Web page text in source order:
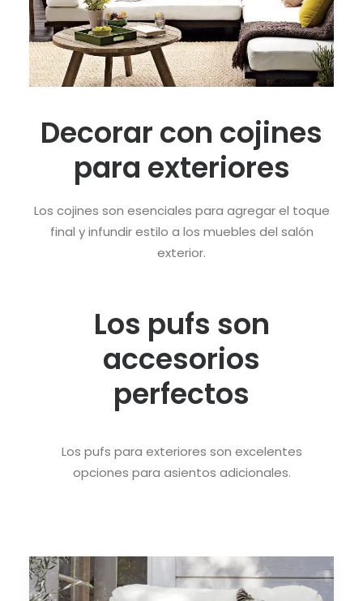
Decorar con cojines
para exteriores
Los cojines son esenciales para agregar el toque
final y infundir estilo a los muebles del salón
exterior.
Los pufs son
accesorios
perfectos
Los pufs para exteriores son excelentes
opciones para asientos adicionales.